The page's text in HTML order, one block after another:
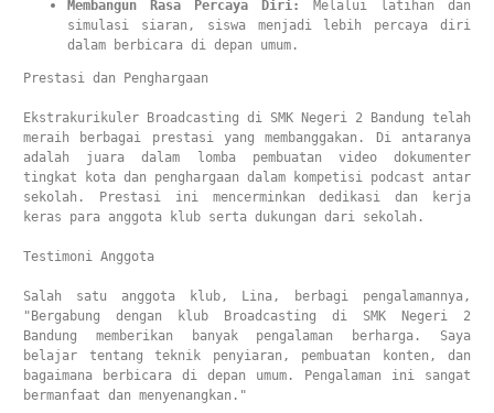
Membangun Rasa Percaya Diri:
Melalui latihan dan
simulasi siaran, siswa menjadi lebih percaya diri
dalam berbicara di depan umum.
Prestasi dan Penghargaan
Ekstrakurikuler Broadcasting di SMK Negeri 2 Bandung telah
meraih berbagai prestasi yang membanggakan. Di antaranya
adalah juara dalam lomba pembuatan video dokumenter
tingkat kota dan penghargaan dalam kompetisi podcast antar
sekolah. Prestasi ini mencerminkan dedikasi dan kerja
keras para anggota klub serta dukungan dari sekolah.
Testimoni Anggota
Salah satu anggota klub, Lina, berbagi pengalamannya,
"Bergabung dengan klub Broadcasting di SMK Negeri 2
Bandung memberikan banyak pengalaman berharga. Saya
belajar tentang teknik penyiaran, pembuatan konten, dan
bagaimana berbicara di depan umum. Pengalaman ini sangat
bermanfaat dan menyenangkan."